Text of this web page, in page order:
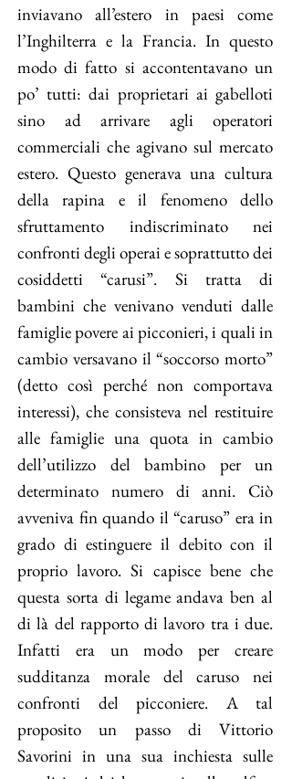
inviavano all’estero in paesi come
l’Inghilterra e la Francia. In questo
modo di fatto si accontentavano un
po’ tutti: dai proprietari ai gabelloti
sino ad arrivare agli operatori
commerciali che agivano sul mercato
estero. Questo generava una cultura
della rapina e il fenomeno dello
sfruttamento indiscriminato nei
confronti degli operai e soprattutto dei
cosiddetti “carusi”. Si tratta di
bambini che venivano venduti dalle
famiglie povere ai picconieri, i quali in
cambio versavano il “soccorso morto”
(detto così perché non comportava
interessi), che consisteva nel restituire
alle famiglie una quota in cambio
dell’utilizzo del bambino per un
determinato numero di anni. Ciò
avveniva fin quando il “caruso” era in
grado di estinguere il debito con il
proprio lavoro. Si capisce bene che
questa sorta di legame andava ben al
di là del rapporto di lavoro tra i due.
Infatti era un modo per creare
sudditanza morale del caruso nei
confronti del picconiere. A tal
proposito un passo di Vittorio
Savorini in una sua inchiesta sulle